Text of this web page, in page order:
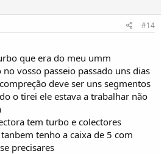
#14
que era do meu umm
vosso passeio passado uns dias
deve ser uns segmentos
o tirei ele estava a trabalhar não
tem turbo e colectores
tenho a caixa de 5 com
precisares